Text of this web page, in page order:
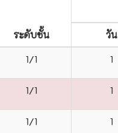
ระดับชั้น วัน
1/1 1
1/1 1
1/1 1